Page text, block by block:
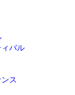
バル
ス